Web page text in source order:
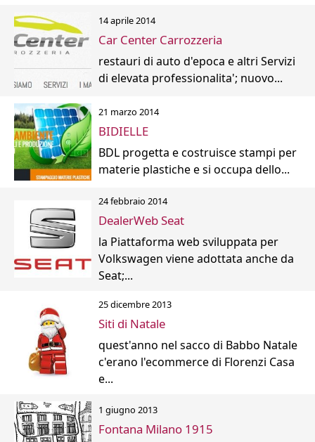
14 aprile 2014
Car Center Carrozzeria
restauri di auto d'epoca e altri Servizi
di elevata professionalita'; nuovo...
21 marzo 2014
BIDIELLE
BDL progetta e costruisce stampi per
materie plastiche e si occupa dello...
24 febbraio 2014
DealerWeb Seat
la Piattaforma web sviluppata per
Volkswagen viene adottata anche da
Seat;...
25 dicembre 2013
Siti di Natale
quest'anno nel sacco di Babbo Natale
c'erano l'ecommerce di Florenzi Casa
e...
1 giugno 2013
Fontana Milano 1915